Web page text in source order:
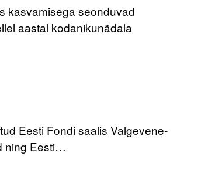
kasvamisega seonduvad
aastal kodanikunädala
Eesti Fondi saalis Valgevene-
ning Eesti…